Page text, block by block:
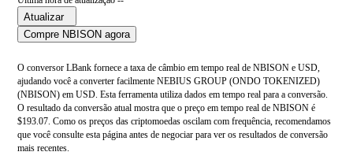
Atualizar
Compre NBISON agora
O conversor LBank fornece a taxa de câmbio em tempo real de NBISON e USD,
ajudando você a converter facilmente NEBIUS GROUP (ONDO TOKENIZED)
(NBISON) em USD. Esta ferramenta utiliza dados em tempo real para a conversão.
O resultado da conversão atual mostra que o preço em tempo real de NBISON é
$193.07. Como os preços das criptomoedas oscilam com frequência, recomendamos
que você consulte esta página antes de negociar para ver os resultados de conversão
mais recentes.